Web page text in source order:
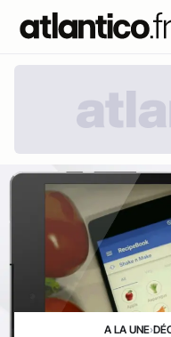
A LA UNE›